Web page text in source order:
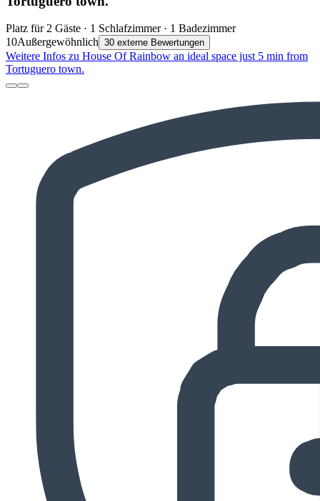
Platz für 2 Gäste · 1 Schlafzimmer · 1 Badezimmer
10Außergewöhnlich 30 externe Bewertungen
Weitere Infos zu House Of Rainbow an ideal space just 5 min from
Tortuguero town.